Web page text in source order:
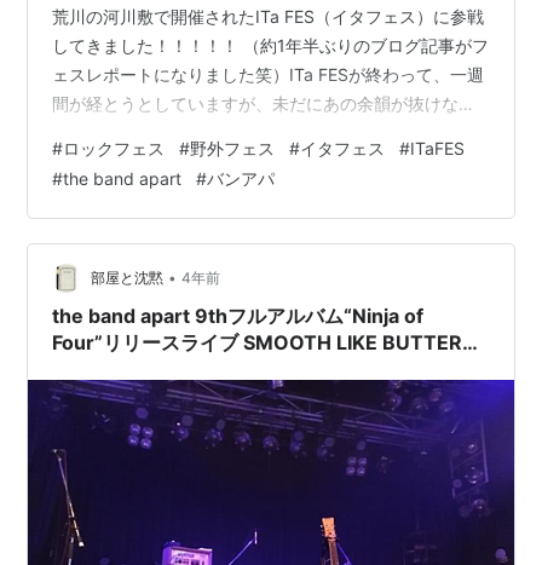
荒川の河川敷で開催されたITa FES（イタフェス）に参戦
してきました！！！！！ （約1年半ぶりのブログ記事がフ
ェスレポートになりました笑）ITa FESが終わって、一週
間が経とうとしていますが、未だにあの余韻が抜けなく
ト書きます。ITa FESとはなんぞや？という方。詳しく
は、以下の公式サイトをご確認くださいませ。
asiangothic.net ちなみに、私は、主催バンドである、
the band apart（略称:バンアパ）が大好きです。10年ぐ
らい、彼らの音楽に触れています。なので…
#ロックフェス #野外フェス #イタフェス #ITaFES
#the band apart #バンアパ
部屋と沈黙 • 4年前
the band apart 9thフルアルバム“Ninja of
Four”リリースライブ SMOOTH LIKE BUTTER